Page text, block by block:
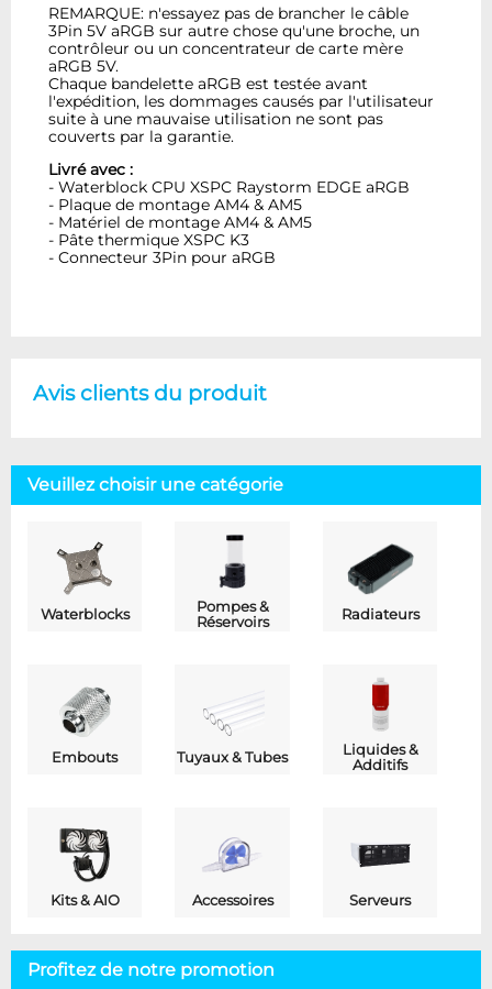
REMARQUE: n'essayez pas de brancher le câble
3Pin 5V aRGB sur autre chose qu'une broche, un
contrôleur ou un concentrateur de carte mère
aRGB 5V.
Chaque bandelette aRGB est testée avant
l'expédition, les dommages causés par l'utilisateur
suite à une mauvaise utilisation ne sont pas
couverts par la garantie.
Livré avec :
- Waterblock CPU XSPC Raystorm EDGE aRGB
- Plaque de montage AM4 & AM5
- Matériel de montage AM4 & AM5
- Pâte thermique XSPC K3
- Connecteur 3Pin pour aRGB
Avis clients du produit
Veuillez choisir une catégorie
Waterblocks
Pompes &
Réservoirs
Radiateurs
Embouts Tuyaux & Tubes
Liquides &
Additifs
Kits & AIO Accessoires Serveurs
Profitez de notre promotion